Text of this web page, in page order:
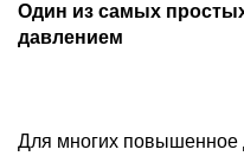
Один из самых
давлением
Для многих повышенное